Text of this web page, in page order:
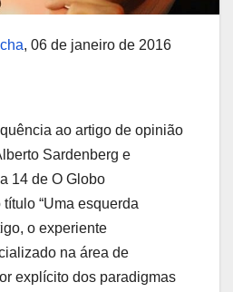
, 06 de janeiro de 2016
ao artigo de opinião
Sardenberg e
14 de O Globo
“Uma esquerda
o experiente
na área de
explícito dos paradigmas